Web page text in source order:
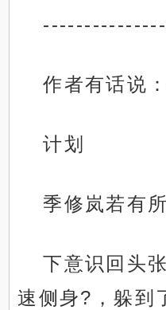
作者有话说
计划
季修岚若有所
下意识回头
速侧身?，躲到